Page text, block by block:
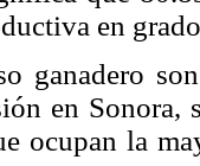
en
ganadero
en Sonora,
ocupan la